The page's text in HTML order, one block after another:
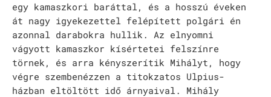
Bíró Zsombor Aurél: Mit csináljak, hogy jobban
Vajon mi marad, ha leesik a hó?
Nemes Nagy Ágnes: Ne csukd be még vagy csukd be
Jennifer Haley: A Menedék
egy kamaszkori baráttal, és a hosszú éveken
át nagy igyekezettel felépített polgári én
azonnal darabokra hullik. Az elnyomni
vágyott kamaszkor kísértetei felszínre
törnek, és arra kényszerítik Mihályt, hogy
végre szembenézzen a titokzatos Ulpius-
házban eltöltött idő árnyaival. Mihály